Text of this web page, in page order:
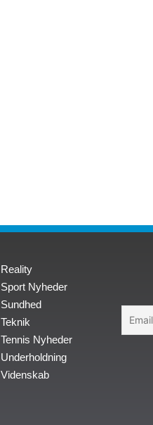
Reality
Sport Nyheder
Sundhed
Teknik
Tennis Nyheder
Underholdning
Videnskab